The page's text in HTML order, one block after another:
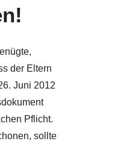
der Eltern
Juni 2012
Pflicht.
sollte